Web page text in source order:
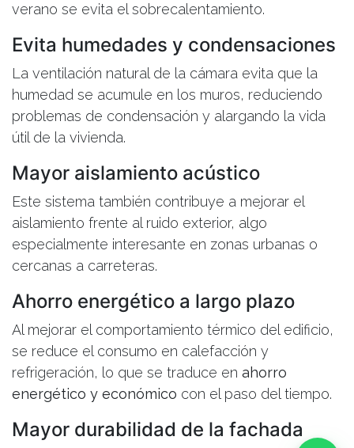
verano se evita el sobrecalentamiento.
Evita humedades y condensaciones
La ventilación natural de la cámara evita que la
humedad se acumule en los muros, reduciendo
problemas de condensación y alargando la vida
útil de la vivienda.
Mayor aislamiento acústico
Este sistema también contribuye a mejorar el
aislamiento frente al ruido exterior, algo
especialmente interesante en zonas urbanas o
cercanas a carreteras.
Ahorro energético a largo plazo
Al mejorar el comportamiento térmico del edificio,
se reduce el consumo en calefacción y
refrigeración, lo que se traduce en ahorro
energético y económico con el paso del tiempo.
Mayor durabilidad de la fachada
EMPIEZA POR AQUÍ
En 2 minutos · sin compromiso
Hablar con un asesor
Para revisar tu presupuesto y avanzar con tu proyecto
722 576 582